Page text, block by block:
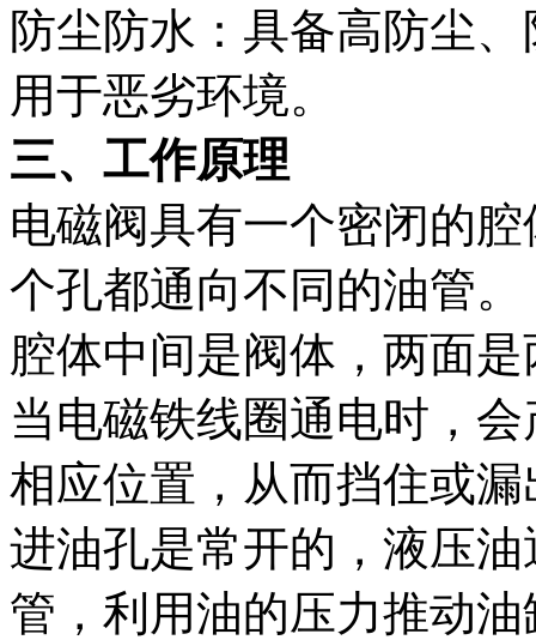
防尘防水：具备高防尘
用于恶劣环境。
三、工作原理
电磁阀具有一个密闭的
个孔都通向不同的油管。
腔体中间是阀体，两面
当电磁铁线圈通电时，
相应位置，从而挡住或
进油孔是常开的，液压
管，利用油的压力推动